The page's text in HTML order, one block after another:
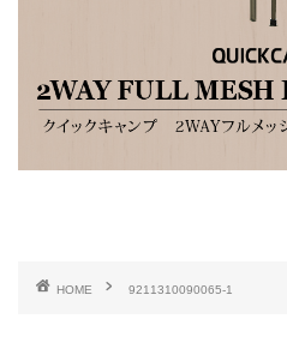
HOME 9211310090065-1